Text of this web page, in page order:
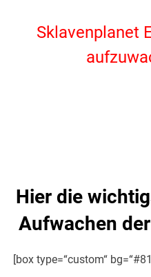
Sklavenplanet
Hier die
Aufwachen
[box type=“custom“